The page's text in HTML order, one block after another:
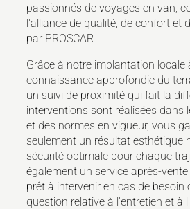
passionnés de voyages en van,
l'alliance de qualité, de confort et
par PROSCAR.
Grâce à notre implantation locale
connaissance approfondie du
un suivi de proximité qui fait la
interventions sont réalisées dans
et des normes en vigueur, vous
seulement un résultat esthétique
sécurité optimale pour chaque
également un service après-
prêt à intervenir en cas de besoin
question relative à l'entretien et à